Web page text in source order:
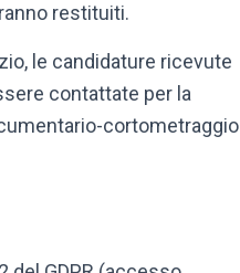
restituiti.
le candidature ricevute
contattate per la
cortometraggio